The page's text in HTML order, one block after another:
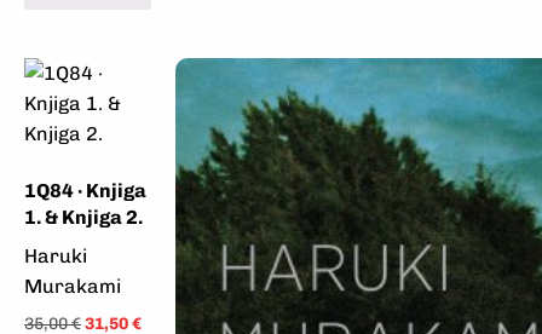
1Q84 · Knjiga
1. & Knjiga 2.
Haruki
Murakami
35,00€31,50€